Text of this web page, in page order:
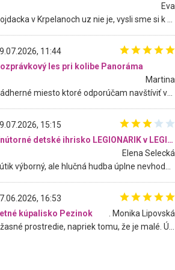
Eva
11:44
les pri kolibe Panoráma
Martina
15:15
Vnútorné detské ihrisko LEGIONARIK v LEGIA Fitness
Elena Selecká
16:53
kúpalisko Pezinok
. Monika Lipovská